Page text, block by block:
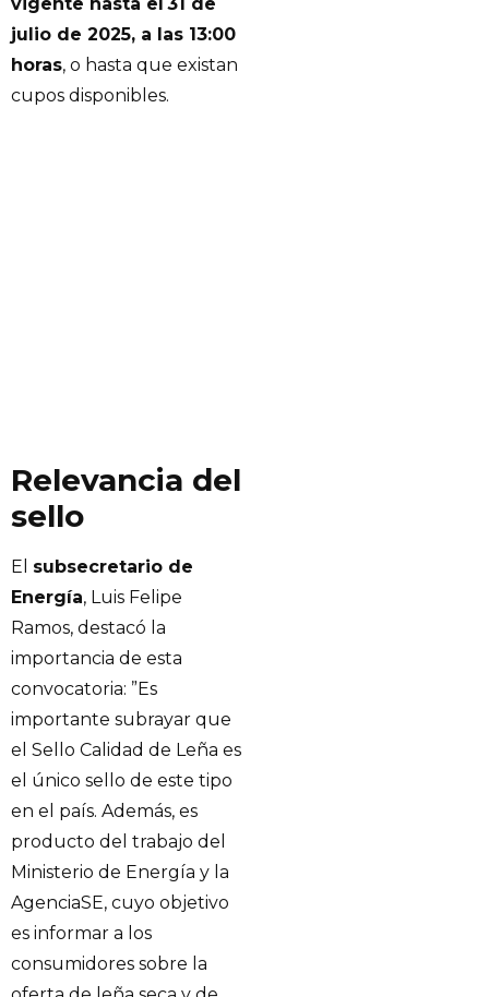
julio de 2025, a las 13:00
horas, o hasta que existan
cupos disponibles.
Relevancia del
sello
El subsecretario de
Energía, Luis Felipe
Ramos, destacó la
importancia de esta
convocatoria: ​”​Es
importante subrayar que
el Sello Calidad de Leña es
el único sello de este tipo
en el país. Además, es
producto del trabajo del
Ministerio de Energía y la
AgenciaSE, cuyo objetivo
es informar a los
consumidores sobre la